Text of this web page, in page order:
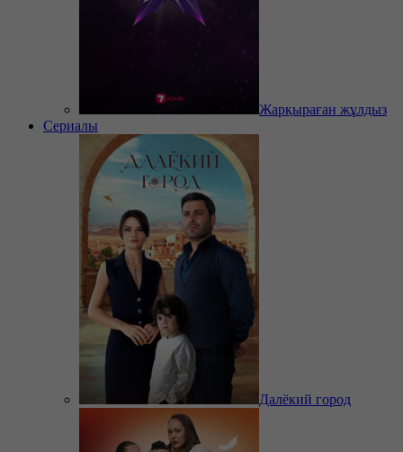
Жарқыраған жұлдыз
Сериалы
Далёкий город